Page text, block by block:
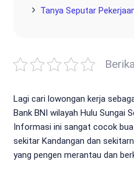
Tanya Seputar
Lagi cari lowongan kerja
Bank BNI wilayah Hulu Sungai
Informasi ini sangat cocok
sekitar Kandangan dan
yang pengen merantau dan